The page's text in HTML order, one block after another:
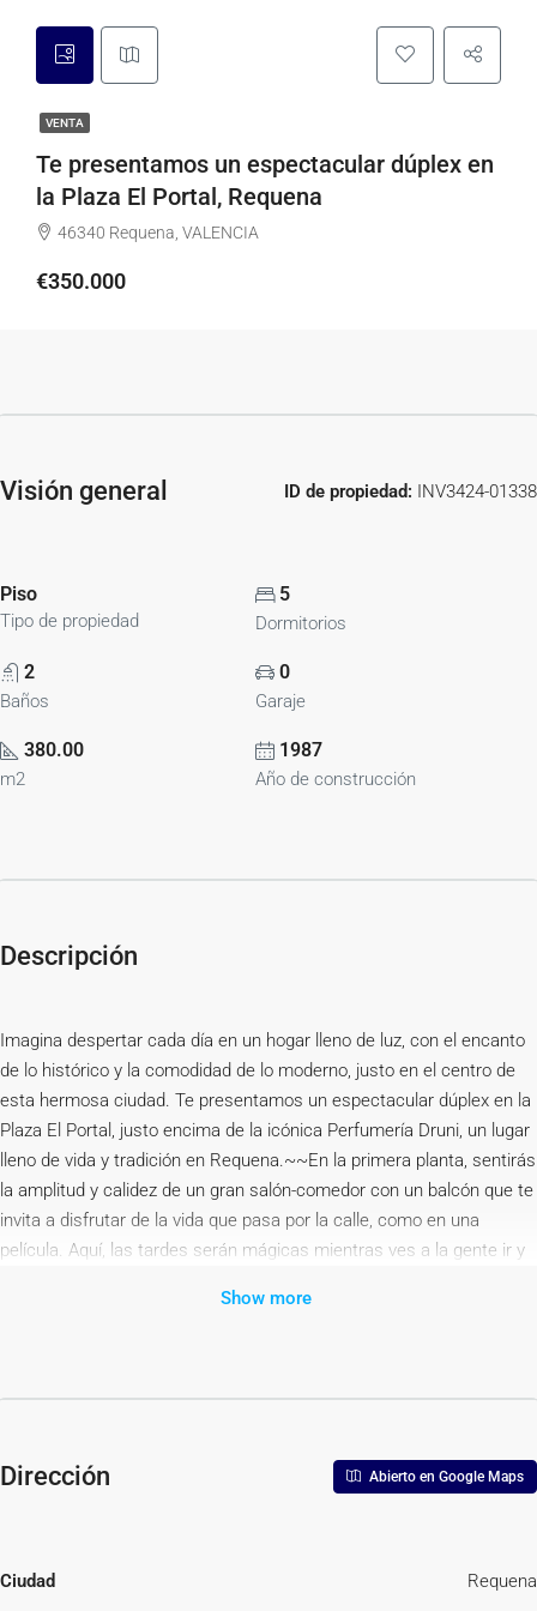
VENTA
Te presentamos un espectacular dúplex en
la Plaza El Portal, Requena
46340 Requena, VALENCIA
€350.000
Visión general ID de propiedad: INV3424-01338
Piso
Tipo de propiedad
5
Dormitorios
2
Baños
0
Garaje
380.00
m2
1987
Año de construcción
Descripción
Imagina despertar cada día en un hogar lleno de luz, con el encanto
de lo histórico y la comodidad de lo moderno, justo en el centro de
esta hermosa ciudad. Te presentamos un espectacular dúplex en la
Plaza El Portal, justo encima de la icónica Perfumería Druni, un lugar
lleno de vida y tradición en Requena.~~En la primera planta, sentirás
la amplitud y calidez de un gran salón-comedor con un balcón que te
invita a disfrutar de la vida que pasa por la calle, como en una
película. Aquí, las tardes serán mágicas mientras ves a la gente ir y
inspirar deliciosas comidas, y al lado un lavadero amplio que te hará
sentir el latido de la ciudad.~~Pero lo mejor está por llegar…~En la
posibilidades. Imagina compartir cenas con amigos junto a una
chimenea acogedora, con una cocina americana que te permite
grandes terrazas interiores te ofrecen la intimidad que necesitas,
Show more
Dirección Abierto en Google Maps
Ciudad Requena